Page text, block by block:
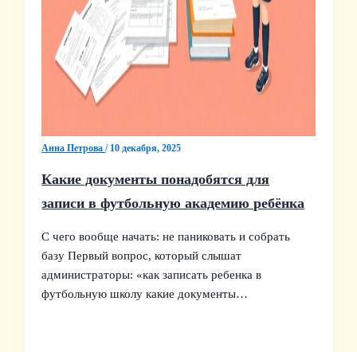
Анна Петрова/ 10 декабря, 2025
Какие документы понадобятся для
записи в футбольную академию ребёнка
С чего вообще начать: не паниковать и собрать
базу Первый вопрос, который слышат
администраторы: «как записать ребенка в
футбольную школу какие документы…